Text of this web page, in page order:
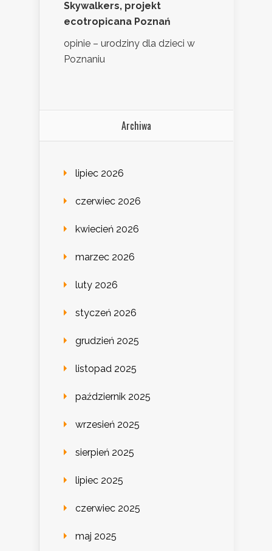
Skywalkers, projekt
ecotropicana Poznań
opinie – urodziny dla dzieci w
Poznaniu
Archiwa
lipiec 2026
czerwiec 2026
kwiecień 2026
marzec 2026
luty 2026
styczeń 2026
grudzień 2025
listopad 2025
październik 2025
wrzesień 2025
sierpień 2025
lipiec 2025
czerwiec 2025
maj 2025